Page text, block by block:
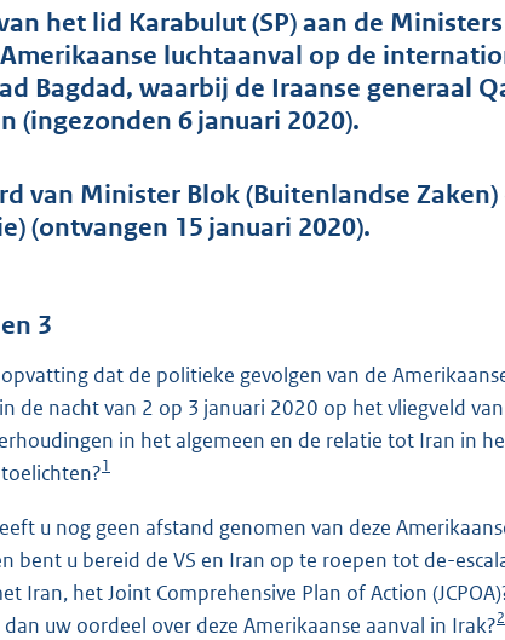
t
a
n
e
:
4
b
het lid Karabulut (SP) aan de
luchtaanval op de
Bagdad, waarbij de Iraanse generaal
(ingezonden 6 januari 2020).
van Minister Blok (Buitenlandse
(ontvangen 15 januari 2020).
3
dat de politieke gevolgen van de
de nacht van 2 op 3 januari 2020 op het vliegveld
in het algemeen en de relatie tot Iran in
1
u nog geen afstand genomen van deze
bent u bereid de VS en Iran op te roepen tot de-
Iran, het Joint Comprehensive Plan of Action
dan uw oordeel over deze Amerikaanse aanval in Irak?2